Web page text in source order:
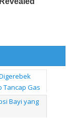
Tancap Gas
Bayi yang